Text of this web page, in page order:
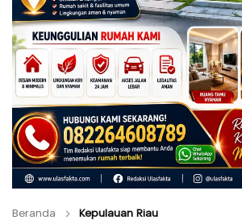
Beranda Kepulauan Riau